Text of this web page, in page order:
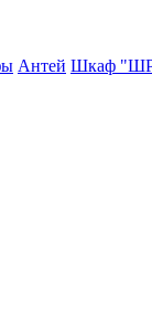
Антей Шкаф